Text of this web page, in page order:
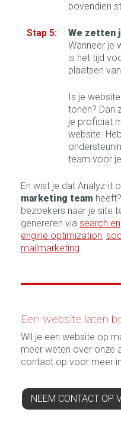
bovendien
We zetten
Wanneer je
is het tijd
plaatsen
Is je
tonen? Dan
je proficiat
website.
team voor
En wist je dat Analyz-it
marketing team
bezoekers naar je site
genereren via search
engine optimization,
mailmarketing.
Een website laten
Wil je een website op
meer weten over onze
contact op voor meer
NEEM CONTACT OP